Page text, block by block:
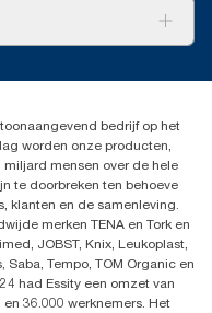
bedrijf op het
worden onze producten,
mensen over de hele
te doorbreken ten behoeve
klanten en de samenleving.
merken TENA en Tork en
JOBST, Knix, Leukoplast,
Tempo, TOM Organic en
had Essity een omzet van
36.000 werknemers. Het